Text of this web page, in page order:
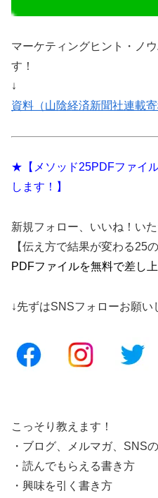
マーケティングヒント・ノ
す！
↓
資料（山陰経済新聞社連載
★【メソッド25PDFファイ
します！】
新規フォロー、いいね！い
【伝え方で結果が変わる25の
PDFファイルを無料で差し上
↓先ずはSNSフォローお願い
こっそり教えます！
・ブログ、メルマガ、SNS
・読んでもらえる書き方
・興味を引く書き方